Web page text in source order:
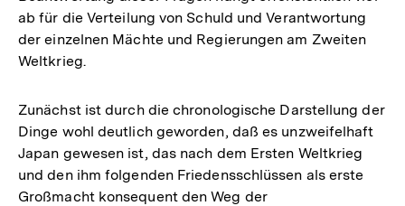
ab für die Verteilung von Schuld und Verantwortung
der einzelnen Mächte und Regierungen am Zweiten
Weltkrieg.
Zunächst ist durch die chronologische Darstellung der
Dinge wohl deutlich geworden, daß es unzweifelhaft
Japan gewesen ist, das nach dem Ersten Weltkrieg
und den ihm folgenden Friedensschlüssen als erste
Großmacht konsequent den Weg der